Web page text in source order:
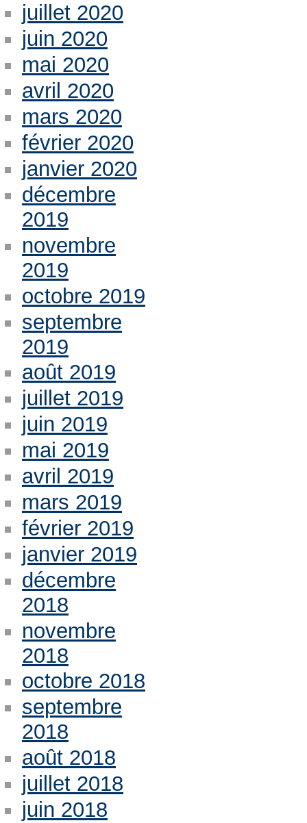
juillet 2020
juin 2020
mai 2020
avril 2020
mars 2020
février 2020
janvier 2020
décembre
2019
novembre
2019
octobre 2019
septembre
2019
août 2019
juillet 2019
juin 2019
mai 2019
avril 2019
mars 2019
février 2019
janvier 2019
décembre
2018
novembre
2018
octobre 2018
septembre
2018
août 2018
juillet 2018
juin 2018